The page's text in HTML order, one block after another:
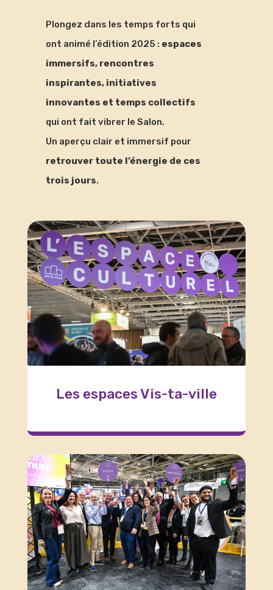
Plongez dans les temps forts qui
ont animé l’édition 2025 : espaces
immersifs, rencontres
inspirantes, initiatives
innovantes et temps collectifs
qui ont fait vibrer le Salon.
Un aperçu clair et immersif pour
retrouver toute l’énergie de ces
trois jours.
Les espaces Vis-ta-ville